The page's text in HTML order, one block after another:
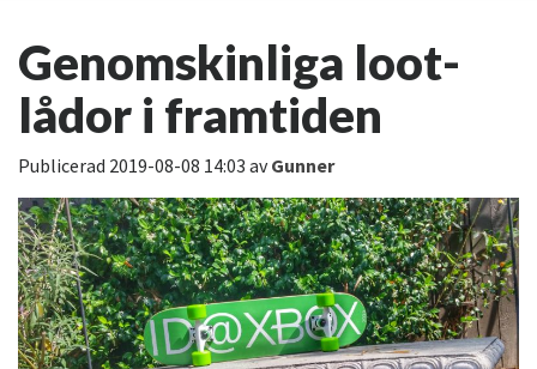
Genomskinliga loot-
lådor i framtiden
Publicerad 2019-08-08 14:03 avGunner